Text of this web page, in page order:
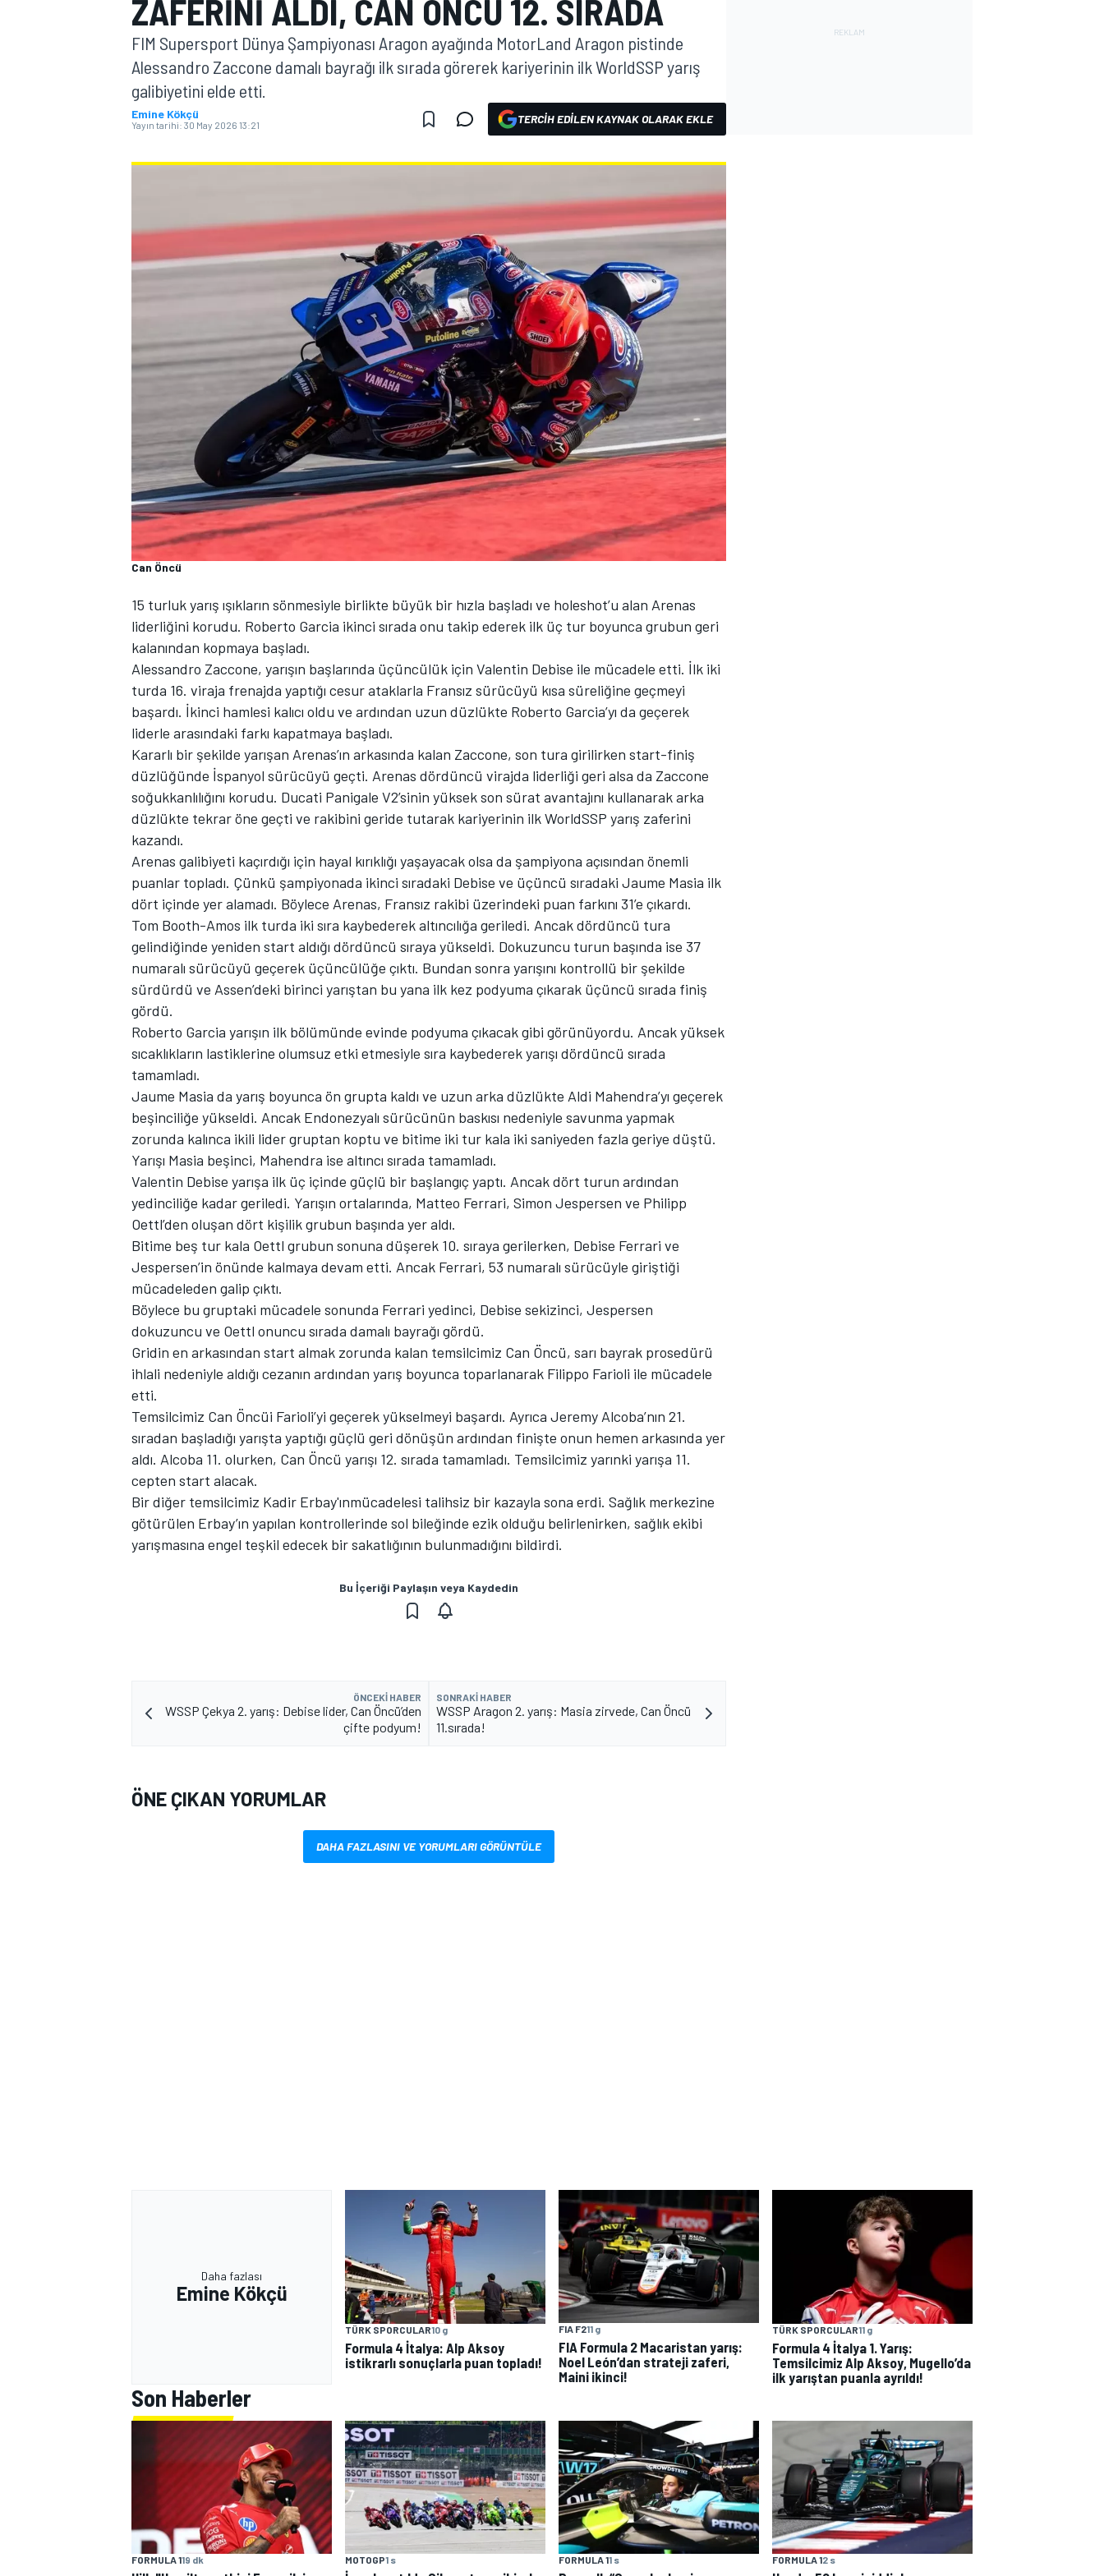
MOTOGP
WORLD SUPERBIKE
WRC
TÜRK SPORCULAR
ZAFERINI ALDI, CAN ÖNCÜ 12. SIRADA
FIM Supersport Dünya Şampiyonası Aragon ayağında MotorLand Aragon pistinde
Alessandro Zaccone damalı bayrağı ilk sırada görerek kariyerinin ilk WorldSSP yarış
galibiyetini elde etti.
Emine Kökçü
Yayın tarihi: 30 May 2026 13:21 TERCIH EDILEN KAYNAK OLARAK EKLE
Can Öncü
15 turluk yarış ışıkların sönmesiyle birlikte büyük bir hızla başladı ve holeshot’u alan Arenas
liderliğini korudu. Roberto Garcia ikinci sırada onu takip ederek ilk üç tur boyunca grubun geri
kalanından kopmaya başladı.
Alessandro Zaccone, yarışın başlarında üçüncülük için Valentin Debise ile mücadele etti. İlk iki
turda 16. viraja frenajda yaptığı cesur ataklarla Fransız sürücüyü kısa süreliğine geçmeyi
başardı. İkinci hamlesi kalıcı oldu ve ardından uzun düzlükte Roberto Garcia’yı da geçerek
liderle arasındaki farkı kapatmaya başladı.
Kararlı bir şekilde yarışan Arenas’ın arkasında kalan Zaccone, son tura girilirken start-finiş
düzlüğünde İspanyol sürücüyü geçti. Arenas dördüncü virajda liderliği geri alsa da Zaccone
soğukkanlılığını korudu. Ducati Panigale V2’sinin yüksek son sürat avantajını kullanarak arka
düzlükte tekrar öne geçti ve rakibini geride tutarak kariyerinin ilk WorldSSP yarış zaferini
kazandı.
Arenas galibiyeti kaçırdığı için hayal kırıklığı yaşayacak olsa da şampiyona açısından önemli
puanlar topladı. Çünkü şampiyonada ikinci sıradaki Debise ve üçüncü sıradaki Jaume Masia ilk
dört içinde yer alamadı. Böylece Arenas, Fransız rakibi üzerindeki puan farkını 31’e çıkardı.
Tom Booth-Amos ilk turda iki sıra kaybederek altıncılığa geriledi. Ancak dördüncü tura
gelindiğinde yeniden start aldığı dördüncü sıraya yükseldi. Dokuzuncu turun başında ise 37
numaralı sürücüyü geçerek üçüncülüğe çıktı. Bundan sonra yarışını kontrollü bir şekilde
sürdürdü ve Assen’deki birinci yarıştan bu yana ilk kez podyuma çıkarak üçüncü sırada finiş
gördü.
Roberto Garcia yarışın ilk bölümünde evinde podyuma çıkacak gibi görünüyordu. Ancak yüksek
sıcaklıkların lastiklerine olumsuz etki etmesiyle sıra kaybederek yarışı dördüncü sırada
tamamladı.
Jaume Masia da yarış boyunca ön grupta kaldı ve uzun arka düzlükte Aldi Mahendra’yı geçerek
beşinciliğe yükseldi. Ancak Endonezyalı sürücünün baskısı nedeniyle savunma yapmak
zorunda kalınca ikili lider gruptan koptu ve bitime iki tur kala iki saniyeden fazla geriye düştü.
Yarışı Masia beşinci, Mahendra ise altıncı sırada tamamladı.
Valentin Debise yarışa ilk üç içinde güçlü bir başlangıç yaptı. Ancak dört turun ardından
yedinciliğe kadar geriledi. Yarışın ortalarında, Matteo Ferrari, Simon Jespersen ve Philipp
Oettl’den oluşan dört kişilik grubun başında yer aldı.
Bitime beş tur kala Oettl grubun sonuna düşerek 10. sıraya gerilerken, Debise Ferrari ve
Jespersen’in önünde kalmaya devam etti. Ancak Ferrari, 53 numaralı sürücüyle giriştiği
mücadeleden galip çıktı.
Böylece bu gruptaki mücadele sonunda Ferrari yedinci, Debise sekizinci, Jespersen
dokuzuncu ve Oettl onuncu sırada damalı bayrağı gördü.
Gridin en arkasından start almak zorunda kalan temsilcimiz Can Öncü, sarı bayrak prosedürü
ihlali nedeniyle aldığı cezanın ardından yarış boyunca toparlanarak Filippo Farioli ile mücadele
etti.
Temsilcimiz Can Öncüi Farioli’yi geçerek yükselmeyi başardı. Ayrıca Jeremy Alcoba’nın 21.
sıradan başladığı yarışta yaptığı güçlü geri dönüşün ardından finişte onun hemen arkasında yer
aldı. Alcoba 11. olurken, Can Öncü yarışı 12. sırada tamamladı. Temsilcimiz yarınki yarışa 11.
cepten start alacak.
Bir diğer temsilcimiz Kadir Erbay'ınmücadelesi talihsiz bir kazayla sona erdi. Sağlık merkezine
götürülen Erbay’ın yapılan kontrollerinde sol bileğinde ezik olduğu belirlenirken, sağlık ekibi
yarışmasına engel teşkil edecek bir sakatlığının bulunmadığını bildirdi.
Bu İçeriği Paylaşın veya Kaydedin
ÖNCEKI HABER
WSSP Çekya 2. yarış: Debise lider, Can Öncü’den
çifte podyum!
SONRAKI HABER
WSSP Aragon 2. yarış: Masia zirvede, Can Öncü
11.sırada!
ÖNE ÇIKAN YORUMLAR
DAHA FAZLASINI VE YORUMLARI GÖRÜNTÜLE
Daha fazlası
Emine Kökçü
TÜRK SPORCULAR10 g
Formula 4 İtalya: Alp Aksoy
istikrarlı sonuçlarla puan topladı!
FIA F211 g
FIA Formula 2 Macaristan yarış:
Noel León’dan strateji zaferi,
Maini ikinci!
TÜRK SPORCULAR11 g
Formula 4 İtalya 1. Yarış:
Temsilcimiz Alp Aksoy, Mugello’da
ilk yarıştan puanla ayrıldı!
Son Haberler
FORMULA 119 dk MOTOGP1 s FORMULA 11 s FORMULA 12 s